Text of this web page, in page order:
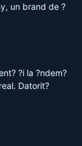
un brand de ?
?i la ?ndem?
Datorit?